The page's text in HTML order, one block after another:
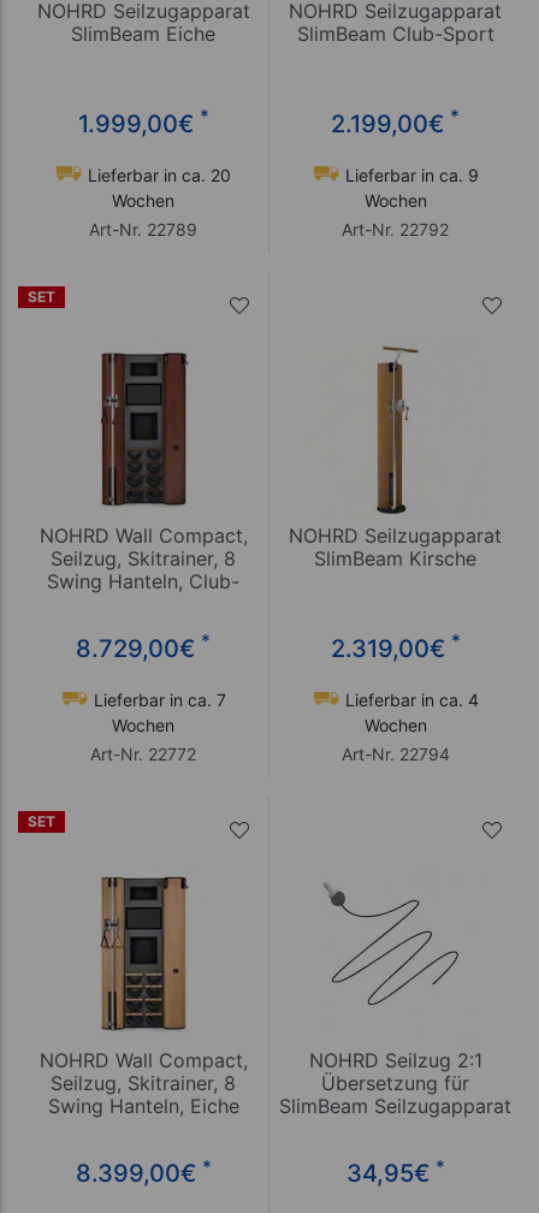
NOHRD Seilzugapparat
SlimBeam Eiche
1.999,00€ *
Lieferbar in ca. 20
Wochen
Art-Nr. 22789
NOHRD Seilzugapparat
SlimBeam Club-Sport
2.199,00€ *
Lieferbar in ca. 9
Wochen
Art-Nr. 22792
SET
NOHRD Wall Compact,
Seilzug, Skitrainer, 8
Swing Hanteln, Club-
8.729,00€ *
Lieferbar in ca. 7
Wochen
Art-Nr. 22772
NOHRD Seilzugapparat
SlimBeam Kirsche
2.319,00€ *
Lieferbar in ca. 4
Wochen
Art-Nr. 22794
SET
NOHRD Wall Compact,
Seilzug, Skitrainer, 8
Swing Hanteln, Eiche
8.399,00€ *
NOHRD Seilzug 2:1
Übersetzung für
SlimBeam Seilzugapparat
34,95€ *